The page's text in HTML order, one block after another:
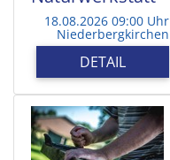
18.08.2026 09:00 Uhr
Niederbergkirchen
DETAIL